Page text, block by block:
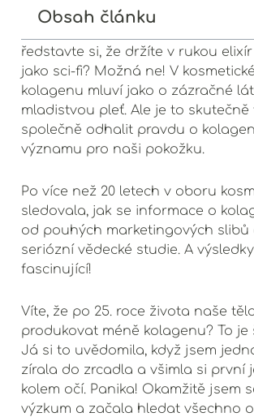
Obsah článku
ředstavte si, že držíte v rukou
jako sci-fi? Možná ne! V
kolagenu mluví jako o zázračné
mladistvou pleť. Ale je to skutečně
společně odhalit pravdu o
významu pro naši pokožku.
Po více než 20 letech v oboru
sledovala, jak se informace o
od pouhých marketingových slibů
seriózní vědecké studie. A
fascinující!
Víte, že po 25. roce života naše
produkovat méně kolagenu? To je
Já si to uvědomila, když jsem
zírala do zrcadla a všimla si první
kolem očí. Panika! Okamžitě jsem
výzkum a začala hledat všechno